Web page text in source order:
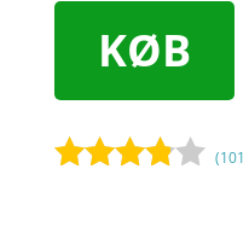
KØB
(101